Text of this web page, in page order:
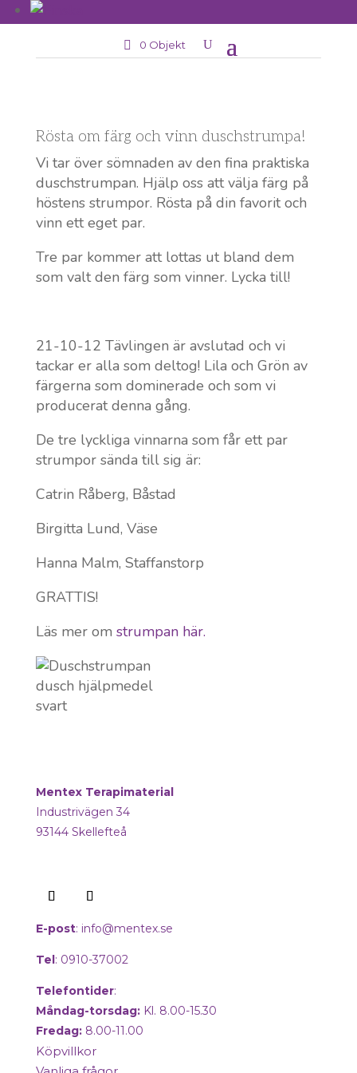
0 Objekt
Rösta om färg och vinn duschstrumpa!
Vi tar över sömnaden av den fina praktiska
duschstrumpan. Hjälp oss att välja färg på
höstens strumpor. Rösta på din favorit och
vinn ett eget par.
Tre par kommer att lottas ut bland dem
som valt den färg som vinner. Lycka till!
21-10-12 Tävlingen är avslutad och vi
tackar er alla som deltog! Lila och Grön av
färgerna som dominerade och som vi
producerat denna gång.
De tre lyckliga vinnarna som får ett par
strumpor sända till sig är:
Catrin Råberg, Båstad
Birgitta Lund, Väse
Hanna Malm, Staffanstorp
GRATTIS!
Läs mer om strumpan här.
Mentex Terapimaterial
Industrivägen 34
93144 Skellefteå
E-post: info@mentex.se
Tel: 0910-37002
Telefontider:
Måndag-torsdag:Kl. 8.00-15.30
Fredag:8.00-11.00
Köpvillkor